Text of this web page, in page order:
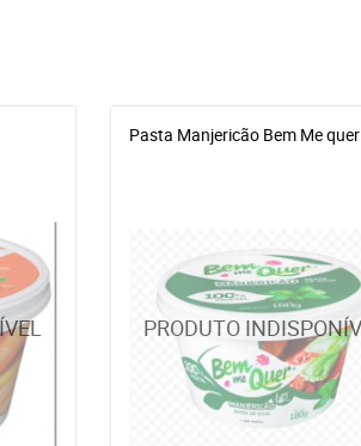
Pasta Manjericão Bem Me quer